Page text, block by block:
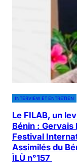
INTERVIEW ET ENTRETIEN
Le FILAB, un
Bénin :
Festival
Assimilés du
ÌLÙ n°157